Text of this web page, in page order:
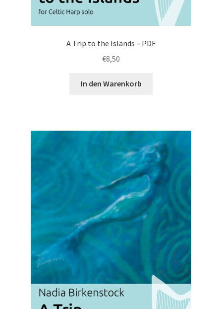
A Trip to the Islands – PDF
€8,50
In den Warenkorb